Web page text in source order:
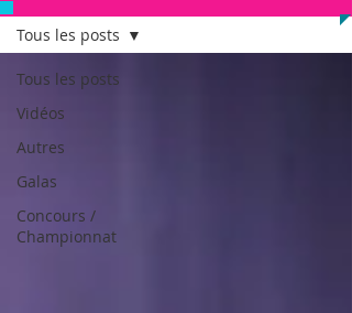
Tous les posts
Vidéos
Autres
Galas
Concours /
Championnat
Tous les posts